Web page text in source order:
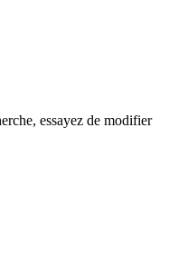
essayez de modifier